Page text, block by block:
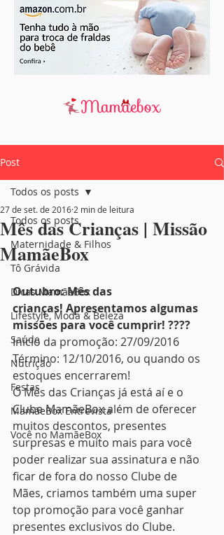
Post
Todos os posts
Maternidade & Filhos
Tô Grávida
Dicas MamãeBox
Lifestyle, Moda & Beleza
Saúde
Nutrição
Festas
MamãeBox Entrevista
Você no MamãeBox
Todos os posts
Mês das Crianças | Missão
MamãeBox
27 de set. de 2016 2 min de leitura
Outubro: Mês das
crianças! Apresentamos algumas
missões para você cumprir! ????
Início da promoção: 27/09/2016
Término: 12/10/2016, ou quando os
estoques encerrarem!
O Mês das Crianças já está aí e o
Clube MamãeBox além de oferecer
muitos descontos, presentes
surpresas e muito mais para você
poder realizar sua assinatura e não
ficar de fora do nosso Clube de
Mães, criamos também uma super
top promoção para você ganhar
presentes exclusivos do Clube.